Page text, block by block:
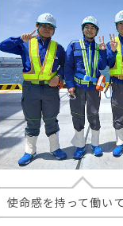
使命感を持って働い